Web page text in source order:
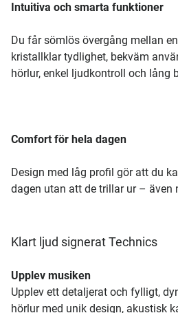
Intuitiva och smarta funktioner
Du får sömlös övergång mellan
kristallklar tydlighet, bekväm
hörlur, enkel ljudkontroll och lång
Comfort för hela dagen
Design med låg profil gör att du
dagen utan att de trillar ur – även
Klart ljud signerat Technics
Upplev musiken
Upplev ett detaljerat och fylligt,
hörlur med unik design, akustisk